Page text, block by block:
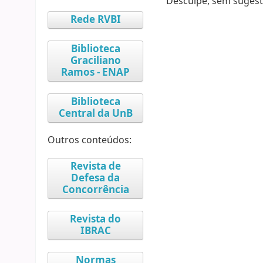
Rede RVBI
Biblioteca
Graciliano
Ramos - ENAP
Biblioteca
Central da UnB
Outros conteúdos:
Revista de
Defesa da
Concorrência
Revista do
IBRAC